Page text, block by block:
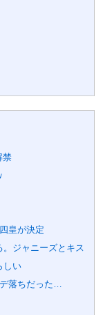
禁
皇が決定
。ジャニーズとキス
しい
デ落ちだった…